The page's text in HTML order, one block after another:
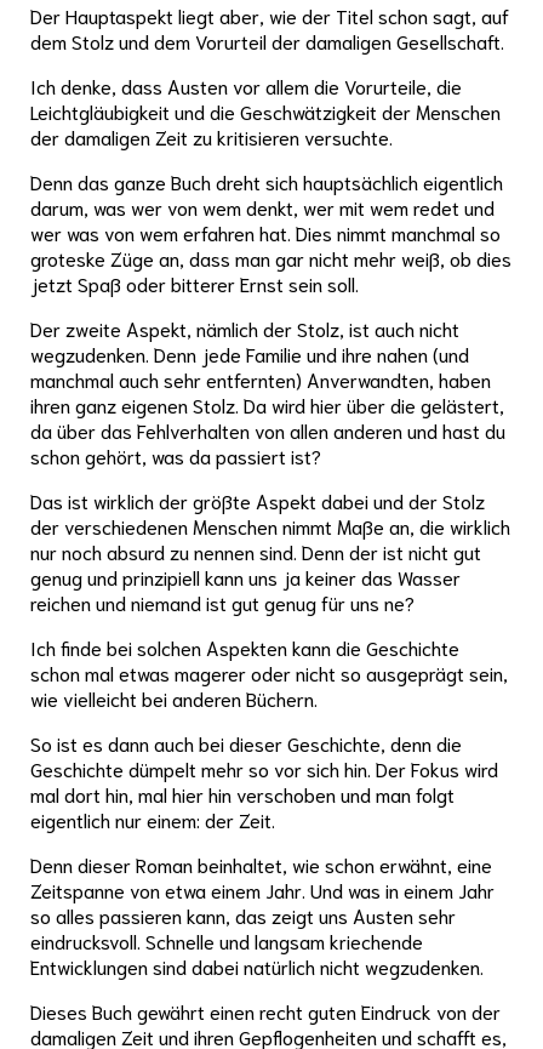
Der Hauptaspekt liegt aber, wie der Titel schon sagt, auf
dem Stolz und dem Vorurteil der damaligen Gesellschaft.
Ich denke, dass Austen vor allem die Vorurteile, die
Leichtgläubigkeit und die Geschwätzigkeit der Menschen
der damaligen Zeit zu kritisieren versuchte.
Denn das ganze Buch dreht sich hauptsächlich eigentlich
darum, was wer von wem denkt, wer mit wem redet und
wer was von wem erfahren hat. Dies nimmt manchmal so
groteske Züge an, dass man gar nicht mehr weiß, ob dies
jetzt Spaß oder bitterer Ernst sein soll.
Der zweite Aspekt, nämlich der Stolz, ist auch nicht
wegzudenken. Denn jede Familie und ihre nahen (und
manchmal auch sehr entfernten) Anverwandten, haben
ihren ganz eigenen Stolz. Da wird hier über die gelästert,
da über das Fehlverhalten von allen anderen und hast du
schon gehört, was da passiert ist?
Das ist wirklich der größte Aspekt dabei und der Stolz
der verschiedenen Menschen nimmt Maße an, die wirklich
nur noch absurd zu nennen sind. Denn der ist nicht gut
genug und prinzipiell kann uns ja keiner das Wasser
reichen und niemand ist gut genug für uns ne?
Ich finde bei solchen Aspekten kann die Geschichte
schon mal etwas magerer oder nicht so ausgeprägt sein,
wie vielleicht bei anderen Büchern.
So ist es dann auch bei dieser Geschichte, denn die
Geschichte dümpelt mehr so vor sich hin. Der Fokus wird
mal dort hin, mal hier hin verschoben und man folgt
eigentlich nur einem: der Zeit.
Denn dieser Roman beinhaltet, wie schon erwähnt, eine
Zeitspanne von etwa einem Jahr. Und was in einem Jahr
so alles passieren kann, das zeigt uns Austen sehr
eindrucksvoll. Schnelle und langsam kriechende
Entwicklungen sind dabei natürlich nicht wegzudenken.
Dieses Buch gewährt einen recht guten Eindruck von der
damaligen Zeit und ihren Gepflogenheiten und schafft es,